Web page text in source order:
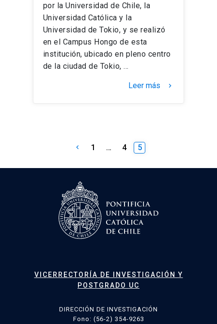
por la Universidad de Chile, la
Universidad Católica y la
Universidad de Tokio, y se realizó
en el Campus Hongo de esta
institución, ubicado en pleno centro
de la ciudad de Tokio, …
Leer más keyboard_arrow_right
entradas
keyboard_arrow_left 1 … 4 5
VICERRECTORÍA DE INVESTIGACIÓN Y
POSTGRADO UC
DIRECCIÓN DE INVESTIGACIÓN
Fono: (56-2) 354-9263